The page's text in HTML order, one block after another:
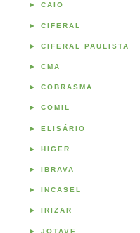
► CAIO
► CIFERAL
► CIFERAL PAULISTA
► CMA
► COBRASMA
► COMIL
► ELISÁRIO
► HIGER
► IBRAVA
► INCASEL
► IRIZAR
► JOTAVE